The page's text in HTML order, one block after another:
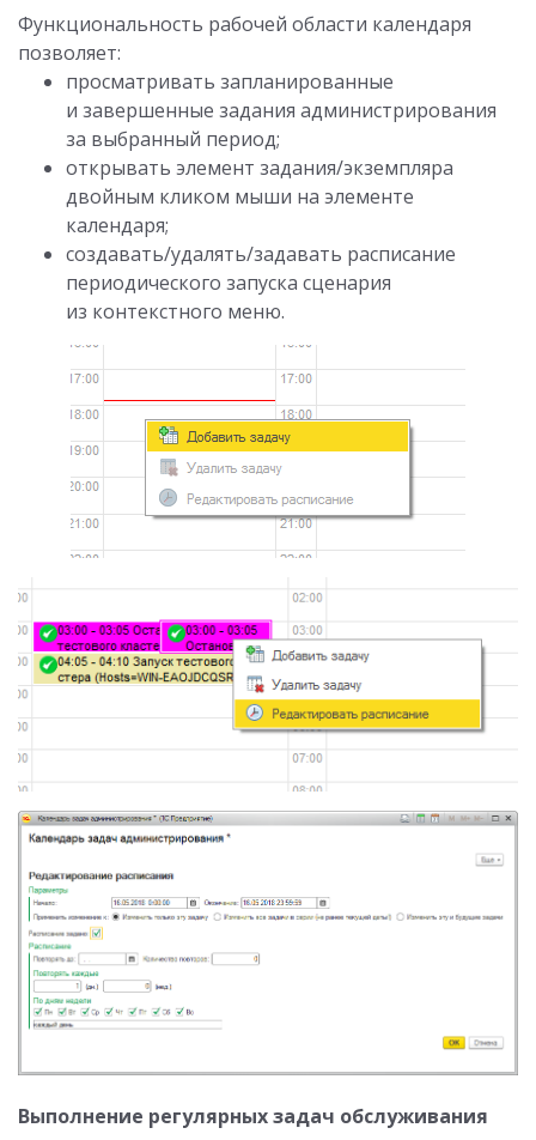
Функциональность рабочей области календаря
позволяет:
просматривать запланированные
и завершенные задания администрирования
за выбранный период;
открывать элемент задания/экземпляра
двойным кликом мыши на элементе
календаря;
создавать/удалять/задавать расписание
периодического запуска сценария
из контекстного меню.
Выполнение регулярных задач обслуживания